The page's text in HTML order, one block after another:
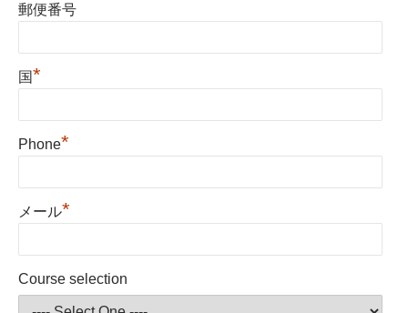
郵便番号
国*
Phone*
メール*
Course selection